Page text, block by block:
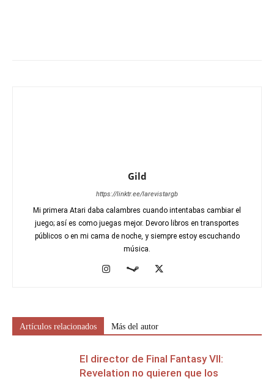
Gild
https://linktr.ee/larevistargb
Mi primera Atari daba calambres cuando intentabas cambiar el
juego; así es como juegas mejor. Devoro libros en transportes
públicos o en mi cama de noche, y siempre estoy escuchando
música.
Artículos relacionados Más del autor
El director de Final Fantasy VII:
Revelation no quieren que los